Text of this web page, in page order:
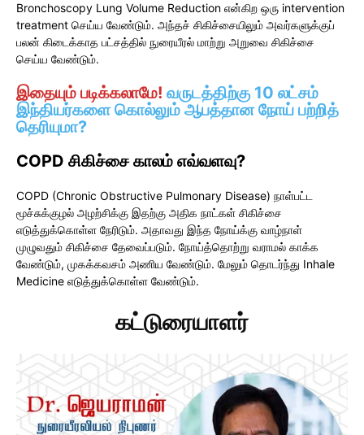
Bronchoscopy Lung Volume Reduction என்கிற ஒரு intervention
treatment செய்ய வேண்டும். அந்தச் சிகிச்சையிலும் அவர்களுக்குப்
பலன் கிடைக்காத பட்சத்தில் நுரையீரல் மாற்று அறுவை சிகிச்சை
செய்ய வேண்டும்.
இதையும் படிக்கலாமே! வருடத்திற்கு 10 லட்சம்
இந்தியர்களை கொல்லும் ஆபத்தான நோய் பற்றித்
தெரியுமா?
COPD சிகிச்சை காலம் எவ்வளவு?
COPD (Chronic Obstructive Pulmonary Disease) நாள்பட்ட
மூச்சுக்குழல் அழற்சிக்கு இதற்கு அதிக நாட்கள் சிகிச்சை
எடுத்துக்கொள்ள நேரிடும். அதாவது இந்த நோய்க்கு வாழ்நாள்
முழுவதும் சிகிச்சை தேவைப்படும். நோய்த்தொற்று வராமல் காக்க
வேண்டும், முகக்கவசம் அணிய வேண்டும். மேலும் தொடர்ந்து Inhale
Medicine எடுத்துக்கொள்ள வேண்டும்.
கட்டுரையாளர்